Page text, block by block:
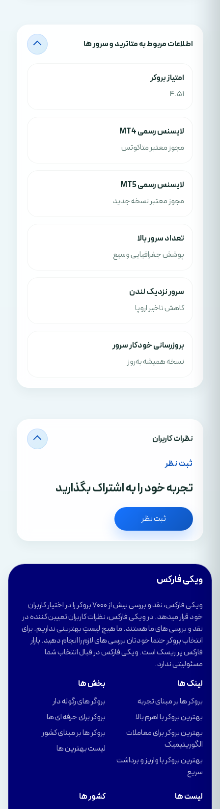
اطلاعات مربوط به متاترید و سرور ها
امتياز بروکر
4.51
لایسنس رسمی MT4
مجوز معتبر متاکوتس
لایسنس رسمی MT5
مجوز معتبر نسخه جدید
تعداد سرور بالا
پوشش جغرافیایی وسیع
سرور نزدیک لندن
کاهش تاخیر اروپا
بروزرسانی خودکار سرور
نسخه همیشه به‌روز
نظرات کاربران
ثبت نظر
تجربه خود را به اشتراک بگذارید
ثبت نظر
ویکی فارکس
ویکی فارکس، نقد و بررسی بیش از 7000 بروکر را در اختیار کاربران
خود قرار میدهد. در ویکی فارکس، نظرات کاربران تعیین کننده در
نقد و بررسی های ما هستند. ما هیچ لیستِ بهترینی نداریم. برای
انتخاب بروکر حتما خودتان بررسی های لازم را انجام دهید. بازار
فارکس پر ریسک است. ویکی فارکس در قبال انتخاب شما
مسئولیتی ندارد.
لینک ها
بروکر ها بر مبنای تجربه
بهترین بروکر با اهرم بالا
بهترین بروکر برای معاملات
الگوریتیمیک
بهترین بروکر با واریز و برداشت
سریع
بخش ها
بروگر های رگوله دار
بروکر برای حرفه ای ها
بروکر ها بر مبنای کشور
لیست بهترین ها
لیست ها
کشور ها